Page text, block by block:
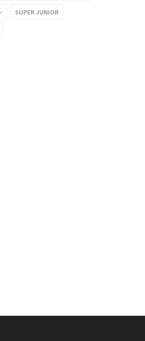
SUPER JUNIOR